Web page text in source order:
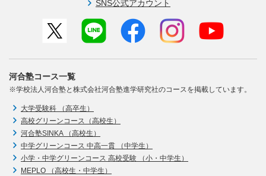
SNS公式アカウント
河合塾コース一覧
※学校法人河合塾と株式会社河合塾進学研究社のコースを掲載しています。
大学受験科 （高卒生）
高校グリーンコース（高校生）
河合塾SINKA （高校生）
中学グリーンコース 中高一貫 （中学生）
小学・中学グリーンコース 高校受験 （小・中学生）
MEPLO （高校生・中学生）